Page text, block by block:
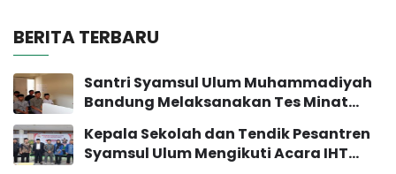
BERITA TERBARU
Santri Syamsul Ulum Muhammadiyah
Bandung Melaksanakan Tes Minat
Kepala Sekolah dan Tendik Pesantren
Syamsul Ulum Mengikuti Acara IHT